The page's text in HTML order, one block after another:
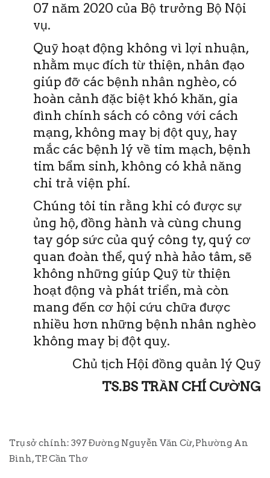
07 năm 2020 của Bộ trưởng Bộ Nội
vụ.
Quỹ hoạt động không vì lợi nhuận,
nhằm mục đích từ thiện, nhân đạo
giúp đỡ các bệnh nhân nghèo, có
hoàn cảnh đặc biệt khó khăn, gia
đình chính sách có công với cách
mạng, không may bị đột quỵ, hay
mắc các bệnh lý về tim mạch, bệnh
tim bẩm sinh, không có khả năng
chi trả viện phí.
Chúng tôi tin rằng khi có được sự
ủng hộ, đồng hành và cùng chung
tay góp sức của quý công ty, quý cơ
quan đoàn thể, quý nhà hảo tâm, sẽ
không những giúp Quỹ từ thiện
hoạt động và phát triển, mà còn
mang đến cơ hội cứu chữa được
nhiều hơn những bệnh nhân nghèo
không may bị đột quỵ.
Chủ tịch Hội đồng quản lý Quỹ
TS.BS TRẦN CHÍ CƯỜNG
Trụ sở chính: 397 Đường Nguyễn Văn Cừ, Phường An
Bình, TP. Cần Thơ